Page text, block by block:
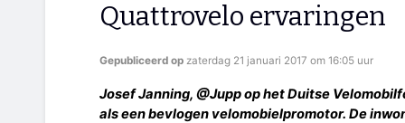
Quattrovelo ervaringen
Gepubliceerd op zaterdag 21 januari 2017 om 16:05 uur
Josef Janning, @Jupp op het Duitse
als een bevlogen velomobielpromotor. De